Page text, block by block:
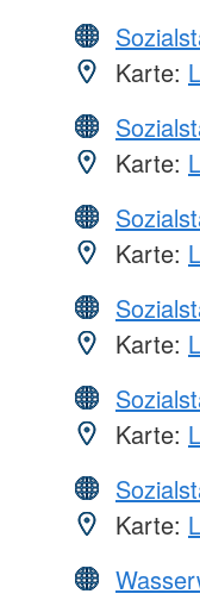
Karte:
Karte:
Karte:
Karte:
Karte:
Karte: